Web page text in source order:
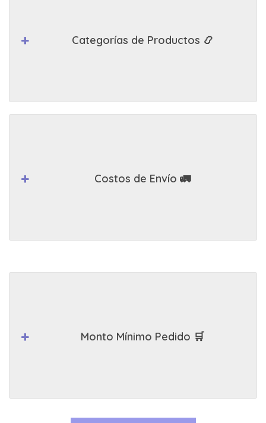
Categorías de Productos 📿
Costos de Envío 🚛
Monto Mínimo Pedido 🛒